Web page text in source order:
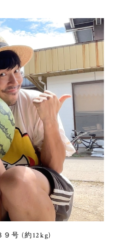
９号 (約12kg)